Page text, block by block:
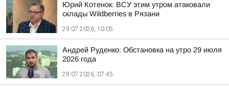
Юрий Котенок: ВСУ этим утром атаковали
склады Wildberries в Рязани
29.07.2026, 10:05
Андрей Руденко: Обстановка на утро 29 июля
2026 года
29.07.2026, 07:45